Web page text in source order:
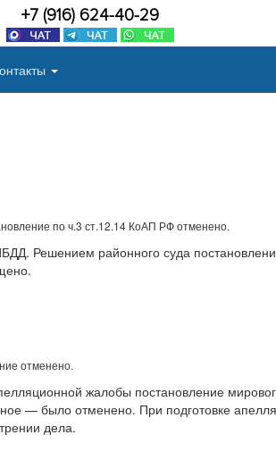
+7 (916) 624-40-29
по ч.3 ст.12.14 КоАП РФ отменено.
Решением районного суда
отменено.
жалобы постановление
— было отменено. При подготовке
дела.